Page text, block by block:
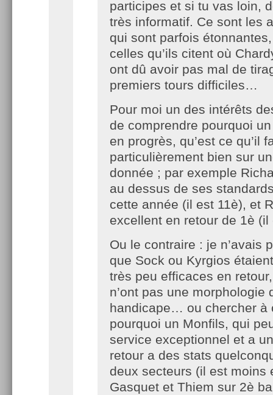
participes et si tu vas loin,
très informatif. Ce sont les
qui sont parfois
celles qu’ils citent où
ont dû avoir pas mal de
premiers tours difficiles…
Pour moi un des intérêts
de comprendre pourquoi
en progrès, qu’est ce qu’il
particulièrement bien sur
donnée ; par exemple
au dessus de ses
cette année (il est 11è), et
excellent en retour de 1è (il
Ou le contraire : je n’avais
que Sock ou Kyrgios
très peu efficaces en
n’ont pas une morphologie
handicape… ou chercher à
pourquoi un Monfils, qui
service exceptionnel et a
retour a des stats
deux secteurs (il est moins
Gasquet et Thiem sur 2è